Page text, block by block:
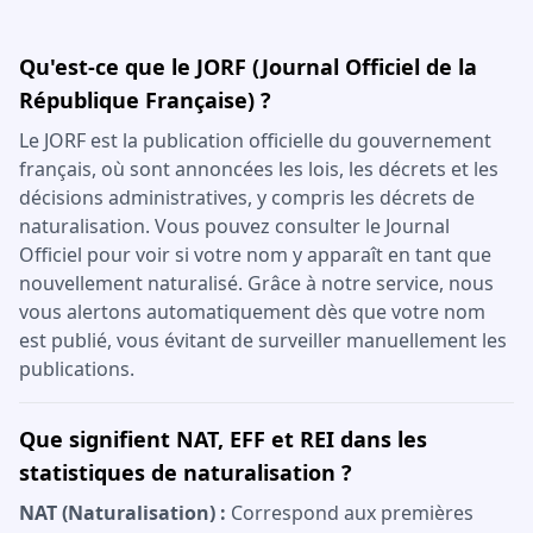
Qu'est-ce que le JORF (Journal Officiel de la
République Française) ?
Le JORF est la publication officielle du gouvernement
français, où sont annoncées les lois, les décrets et les
décisions administratives, y compris les décrets de
naturalisation. Vous pouvez consulter le Journal
Officiel pour voir si votre nom y apparaît en tant que
nouvellement naturalisé. Grâce à notre service, nous
vous alertons automatiquement dès que votre nom
est publié, vous évitant de surveiller manuellement les
publications.
Que signifient NAT, EFF et REI dans les
statistiques de naturalisation ?
NAT (Naturalisation) : Correspond aux premières